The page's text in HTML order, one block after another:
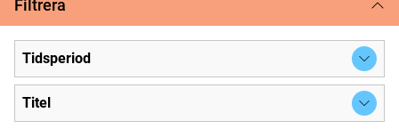
Filtrera
Tidsperiod
Titel